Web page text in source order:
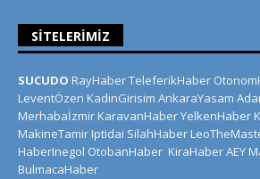
SITELERIMIZ
SUCUDO RayHaberTeleferikHaber
LeventÖzen KadinGirisim AnkaraYasam
Merhabaİzmir KaravanHaberYelkenHaber
MakineTamir Iptidai SilahHaber
HaberInegol OtobanHaber KiraHaberAEY
BulmacaHaber